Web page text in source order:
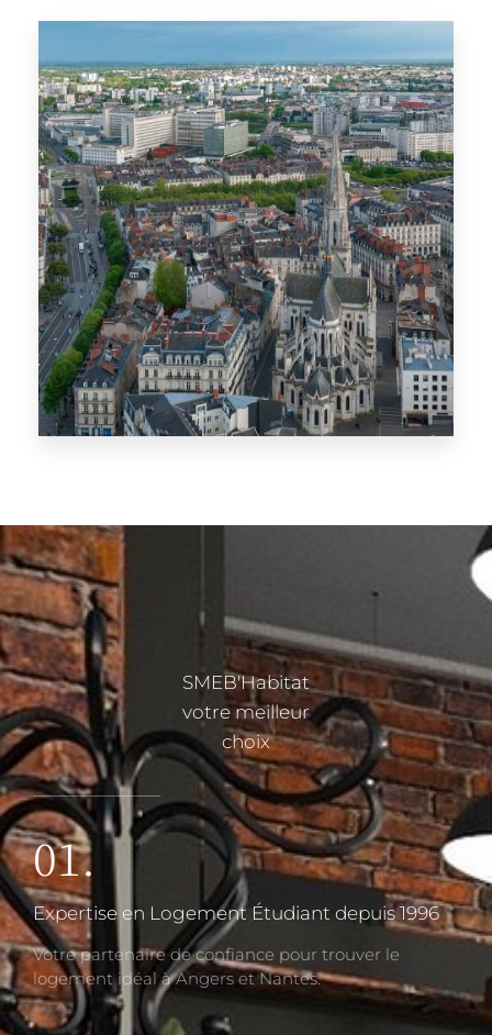
Angers
PLUS DE DÉTAILS
PLUS DE DÉTAILS
SMEB'Habitat
votre meilleur
choix
01.
Expertise en Logement Étudiant depuis 1996
Votre partenaire de confiance pour trouver le
logement idéal à Angers et Nantes.